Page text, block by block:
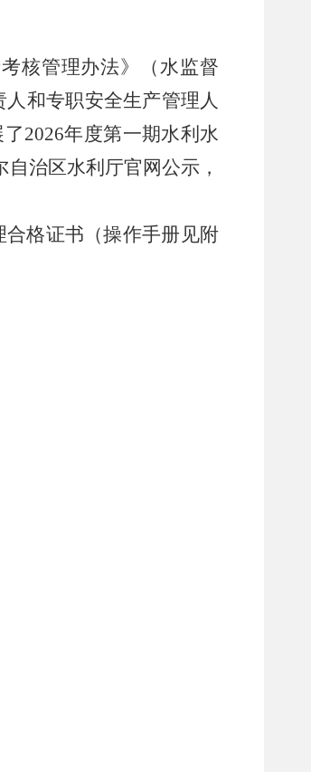
核管理办法》（水监督
和专职安全生产管理人
2026年度第一期水利水
自治区水利厅官网公示，
合格证书（操作手册见附